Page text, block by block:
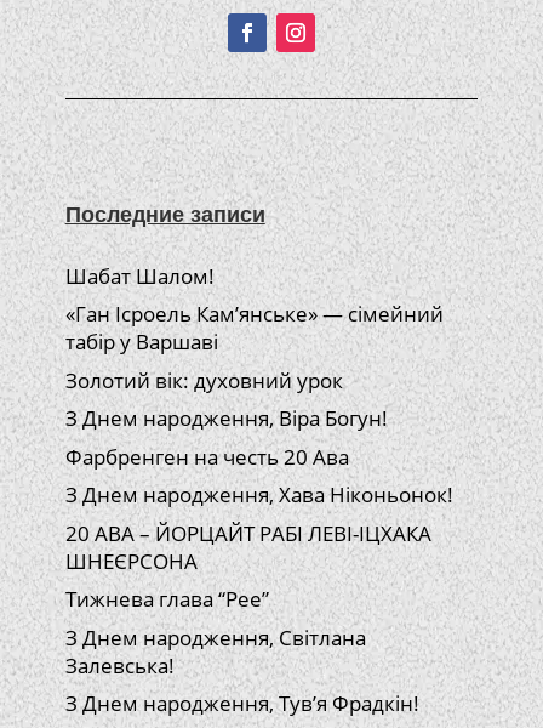
Последние записи
Шабат Шалом!
«Ган Ісроель Кам’янське» — сімейний
табір у Варшаві
Золотий вік: духовний урок
З Днем народження, Віра Богун!
Фарбренген на честь 20 Ава
З Днем народження, Хава Ніконьонок!
20 АВА – ЙОРЦАЙТ РАБІ ЛЕВІ-ІЦХАКА
ШНЕЄРСОНА
Тижнева глава “Рее”
З Днем народження, Світлана
Залевська!
З Днем народження, Тув’я Фрадкін!